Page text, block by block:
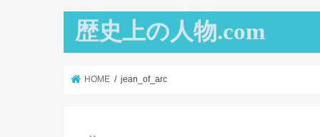
歴史上の人物.com
HOME jean_of_arc